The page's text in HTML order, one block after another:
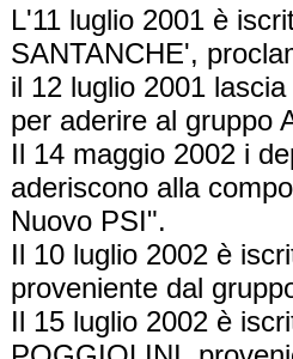
L'11 luglio 2001 è
SANTANCHE',
il 12 luglio 2001
per aderire al gruppo
Il 14 maggio 2002 i
aderiscono alla
Nuovo PSI".
Il 10 luglio 2002 è
proveniente dal
Il 15 luglio 2002 è